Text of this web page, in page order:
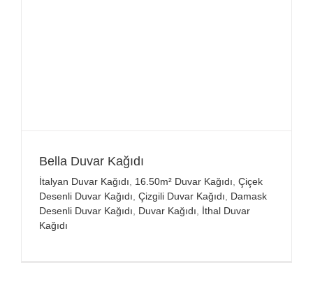
Bella Duvar Kağıdı
İtalyan Duvar Kağıdı 16.50m² Duvar Kağıdı Çiçek
Desenli Duvar Kağıdı Çizgili Duvar Kağıdı
Damask
Desenli Duvar Kağıdı
Duvar Kağıdı
İthal Duvar
Kağıdı